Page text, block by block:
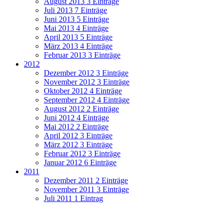
Juli 2013 7 Einträge
Juni 2013 5 Einträge
Mai 2013 4 Einträge
April 2013 5 Einträge
März 2013 4 Einträge
Februar 2013 3 Einträge
2012
Dezember 2012 3 Einträge
November 2012 3 Einträge
Oktober 2012 4 Einträge
September 2012 4 Einträge
August 2012 2 Einträge
Juni 2012 4 Einträge
Mai 2012 2 Einträge
April 2012 3 Einträge
März 2012 3 Einträge
Februar 2012 3 Einträge
Januar 2012 6 Einträge
2011
Dezember 2011 2 Einträge
November 2011 3 Einträge
Juli 2011 1 Eintrag